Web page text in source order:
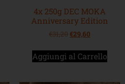
4x 250g DEC MOKA
Anniversary Edition
€31,20 €29,60
Aggiungi al Carrello